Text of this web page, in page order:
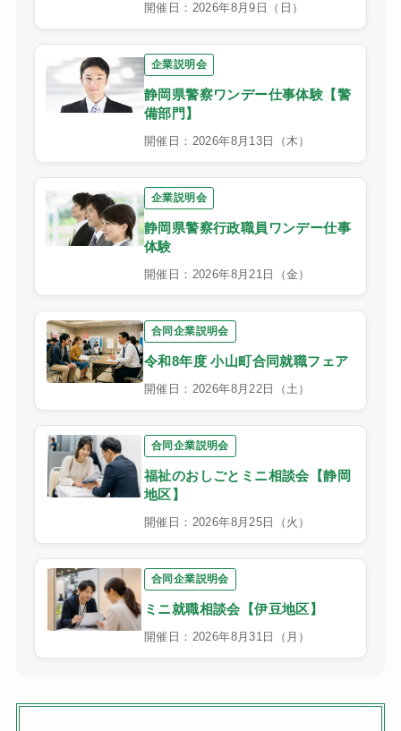
開催日：2026年8月9日（日）
企業説明会
静岡県警察ワンデー仕事体験【警
備部門】
開催日：2026年8月13日（木）
企業説明会
静岡県警察行政職員ワンデー仕事
体験
開催日：2026年8月21日（金）
合同企業説明会
令和8年度 小山町合同就職フェア
開催日：2026年8月22日（土）
合同企業説明会
福祉のおしごとミニ相談会【静岡
地区】
開催日：2026年8月25日（火）
合同企業説明会
ミニ就職相談会【伊豆地区】
開催日：2026年8月31日（月）